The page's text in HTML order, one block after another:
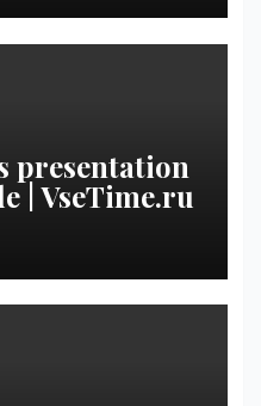
presentation
| VseTime.ru